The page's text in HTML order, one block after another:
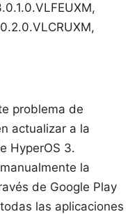
problema de
actualizar a la
HyperOS 3.
la
de Google Play
las aplicaciones